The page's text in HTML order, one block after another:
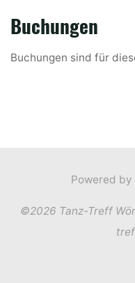
Buchungen
Buchungen sind für
Powered by
©2026 Tanz-Treff